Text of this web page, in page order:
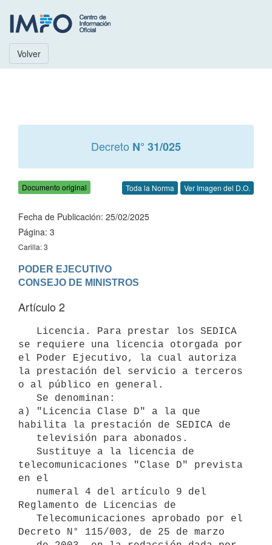
Volver
Decreto N° 31/025
Documento original Toda la Norma Ver Imagen del D.O.
Fecha de Publicación: 25/02/2025
Página: 3
Carilla: 3
PODER EJECUTIVO
Artículo 2
se requiere una licencia otorgada por
el Poder Ejecutivo, la cual autoriza
la prestación del servicio a terceros
o al público en general.
a) "Licencia Clase D" a la que
habilita la prestación de SEDICA de
telecomunicaciones "Clase D" prevista
en el
Reglamento de Licencias de
Decreto N° 115/003, de 25 de marzo